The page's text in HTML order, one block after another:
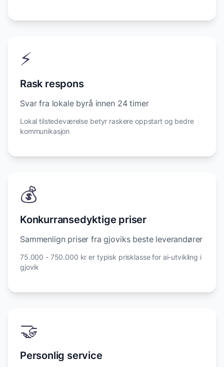
⚡
Rask respons
Svar fra lokale byrå innen 24 timer
Lokal tilstedeværelse betyr raskere oppstart og bedre
kommunikasjon
💰
Konkurransedyktige priser
Sammenlign priser fra gjoviks beste leverandører
75.000 - 750.000 kr er typisk prisklasse for ai-utvikling i
gjovik
🤝
Personlig service